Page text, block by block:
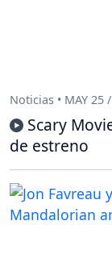
Noticias • MAY 25
Scary
de estreno